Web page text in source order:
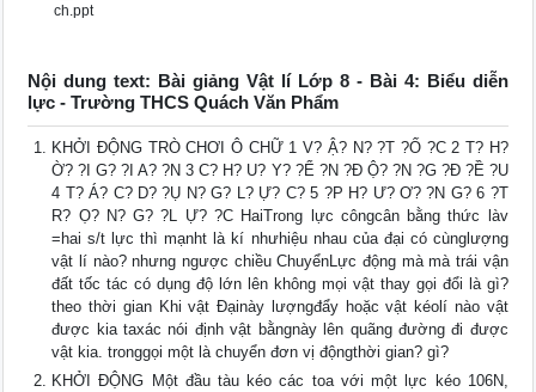
ch.ppt
Nội dung text: Bài giảng Vật lí Lớp 8 - Bài 4: Biểu diễn
lực - Trường THCS Quách Văn Phẩm
KHỞI ĐỘNG TRÒ CHƠI Ô CHỮ 1 V? Ậ? N? ?T ?Ố ?C 2 T? H?
Ờ? ?I G? ?I A? ?N 3 C? H? U? Y? ?Ể ?N ?Đ Ộ? ?N ?G ?Đ ?Ề ?U
4 T? Á? C? D? ?Ụ N? G? L? Ự? C? 5 ?P H? Ư? Ơ? ?N G? 6 ?T
R? Ọ? N? G? ?L Ự? ?C HaiTrong lực côngcân bằng thức làv
=hai s/t lực thì mạnht là kí nhưhiệu nhau của đại có cùnglượng
vật lí nào? nhưng ngược chiều ChuyểnLực động mà mà trái vận
đất tốc tác có dụng độ lớn lên không mọi vật thay gọi đổi là gì?
theo thời gian Khi vật Đạinày lượngđẩy hoặc vật kéolí nào vật
được kia taxác nói định vật bằngnày lên quãng đường đi được
vật kia. tronggọi một là chuyển đơn vị độngthời gian? gì?
KHỞI ĐỘNG Một đầu tàu kéo các toa với một lực kéo 106N,